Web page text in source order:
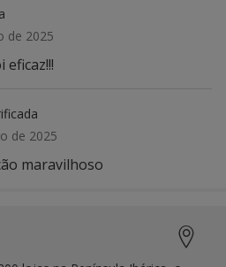
de 2025
de 2025
maravilhoso